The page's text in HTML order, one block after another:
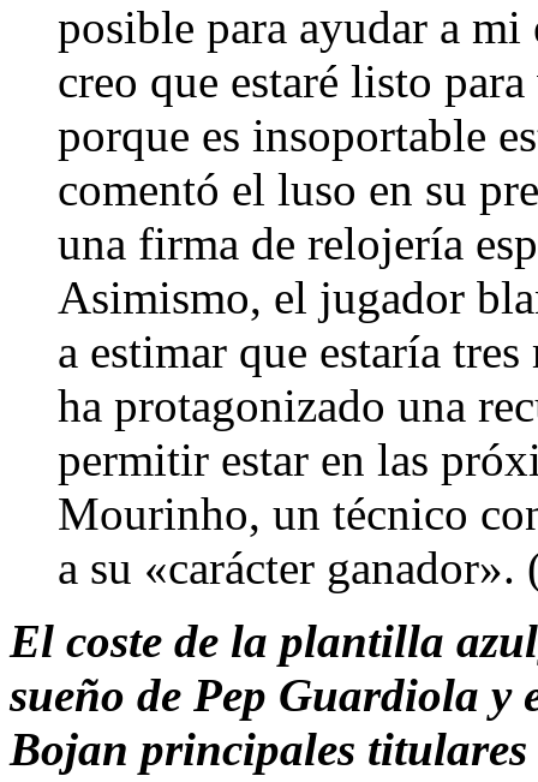
posible para ayudar a
creo que estaré listo
porque es insoportable
comentó el luso en su
una firma de relojería
Asimismo, el jugador
a estimar que estaría
ha protagonizado una
permitir estar en las
Mourinho, un técnico
a su «carácter
El coste de la plantilla
sueño de Pep Guardiola y
Bojan principales